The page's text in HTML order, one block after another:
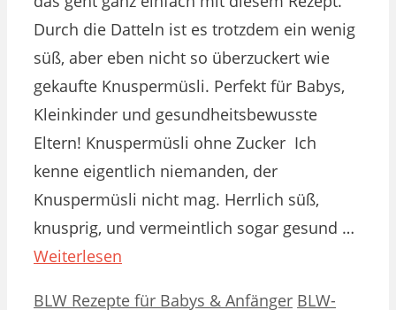
Durch die Datteln ist es trotzdem ein wenig
süß, aber eben nicht so überzuckert wie
gekaufte Knuspermüsli. Perfekt für Babys,
Kleinkinder und gesundheitsbewusste
Eltern! Knuspermüsli ohne Zucker Ich
kenne eigentlich niemanden, der
Knuspermüsli nicht mag. Herrlich süß,
knusprig, und vermeintlich sogar gesund …
Weiterlesen
Kategorien
BLW Rezepte für Babys & Anfänger Schlagwörter
BLW-